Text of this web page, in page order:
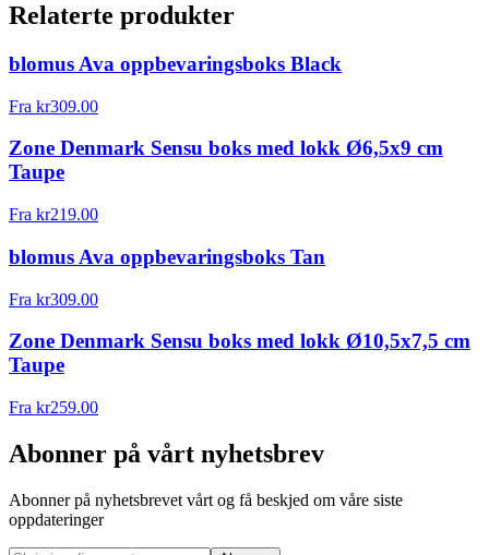
Relaterte produkter
blomus Ava oppbevaringsboks Black
Fra kr309.00
Zone Denmark Sensu boks med lokk Ø6,5x9 cm
Taupe
Fra kr219.00
blomus Ava oppbevaringsboks Tan
Fra kr309.00
Zone Denmark Sensu boks med lokk Ø10,5x7,5 cm
Taupe
Fra kr259.00
Abonner på vårt nyhetsbrev
Abonner på nyhetsbrevet vårt og få beskjed om våre siste
oppdateringer